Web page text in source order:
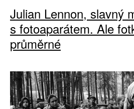
Julian Lennon, slavný
s fotoaparátem. Ale
průměrné